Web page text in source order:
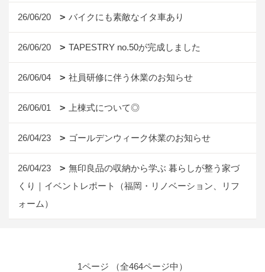
26/06/20 バイクにも素敵なイタ車あり
26/06/20 TAPESTRY no.50が完成しました
26/06/04 社員研修に伴う休業のお知らせ
26/06/01 上棟式について◎
26/04/23 ゴールデンウィーク休業のお知らせ
26/04/23
無印良品の収納から学ぶ 暮らしが整う家づ
くり｜イベントレポート（福岡・リノベーション、リフ
ォーム）
1ページ （全464ページ中）